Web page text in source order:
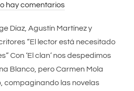
el
hay comentarios
Díaz, Agustín Martínez y
“El lector está necesitado
Con ‘El clan’ nos despedimos
Blanco, pero Carmen Mola
compaginando las novelas